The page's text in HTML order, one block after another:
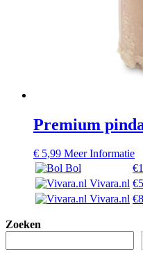
Premium
€ 5,99 Meer Informatie
Bol
Vivara.nl
Vivara.nl
Zoeken